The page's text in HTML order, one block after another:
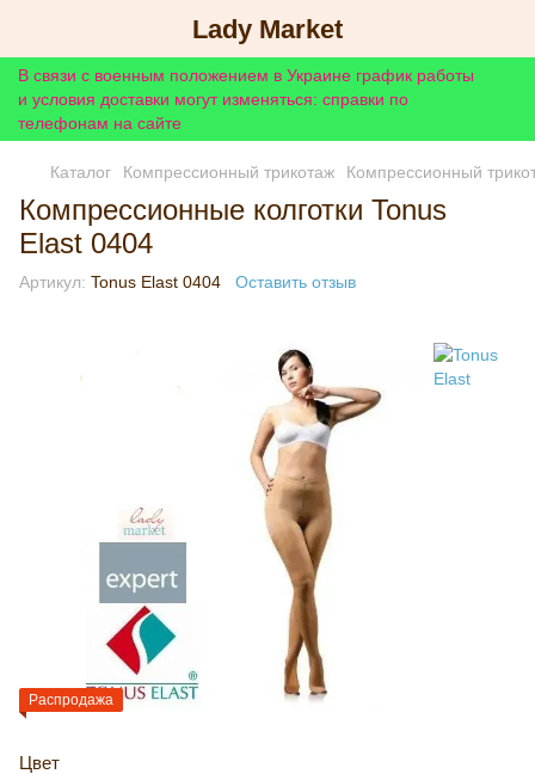
Lady Market
В связи с военным положением в Украине график работы
и условия доставки могут изменяться: справки по
телефонам на сайте
Каталог Компрессионный трикотаж Компрессионный
Компрессионные колготки Tonus
Elast 0404
Артикул: Tonus Elast 0404 Оставить отзыв
Распродажа
Цвет